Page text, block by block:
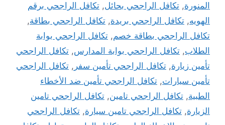
المنورة, تكافل الراجحي بحائل, تكافل الراجحي برقم
الهويه, تكافل الراجحي بريدة, تكافل الراجحي بطاقة,
تكافل الراجحي بطاقة خصم, تكافل الراجحي بوابة
الطلاب, تكافل الراجحي بوابة المدارس, تكافل الراجحي
تأمين زيارة, تكافل الراجحي تأمين سفر , تكافل الراجحي
تأمين سيارات, تكافل الراجحي تأمين ضد الأخطاء
الطبية, تكافل الراجحي تامين, تكافل الراجحي تامين
الزيارة, تكافل الراجحي تامين سيارة, تكافل الراجحي